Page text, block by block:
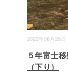
2022年06月28日
５年富士
（下り）